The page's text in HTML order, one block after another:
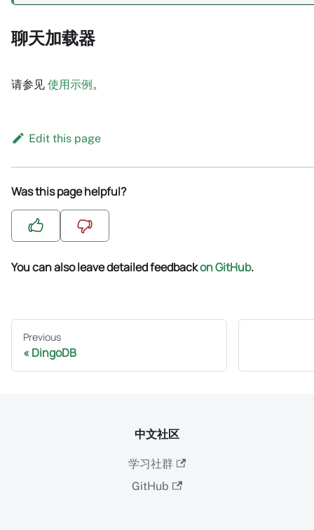
聊天加载器
请参见 使用示例。
Edit this page
Was this page helpful?
You can also leave detailed feedbackon GitHub.
Previous
DingoDB
中文社区
学习社群
GitHub